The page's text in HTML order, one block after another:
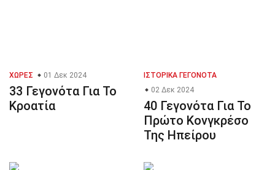
ΧΏΡΕΣ 01 Δεκ 2024
33 Γεγονότα Για Το
Κροατία
ΙΣΤΟΡΙΚΆ ΓΕΓΟΝΌΤΑ
02 Δεκ 2024
40 Γεγονότα Για Το
Πρώτο Κονγκρέσο
Της Ηπείρου